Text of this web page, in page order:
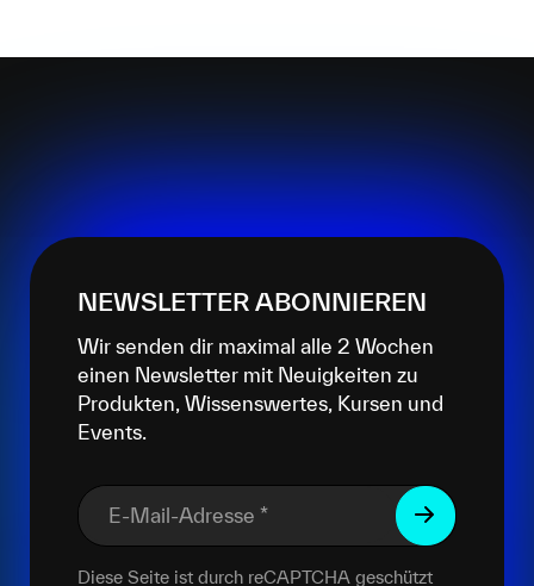
NEWSLETTER ABONNIEREN
Wir senden dir maximal alle 2 Wochen
einen Newsletter mit Neuigkeiten zu
Produkten, Wissenswertes, Kursen und
Events.
E-Mail-Adresse *
Diese Seite ist durch reCAPTCHA geschützt